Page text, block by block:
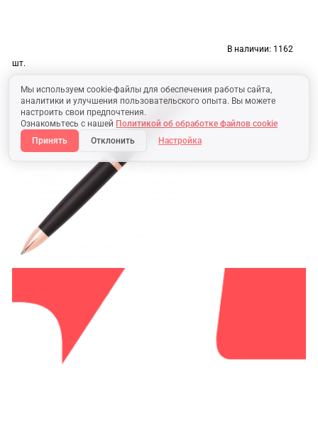
Мы используем cookie-файлы для обеспечения работы сайта,
аналитики и улучшения пользовательского опыта. Вы можете
настроить свои предпочтения.
Ознакомьтесь с нашей Политикой об обработке файлов cookie
Принять
Отклонить Настройка
В наличии: 1162
шт.